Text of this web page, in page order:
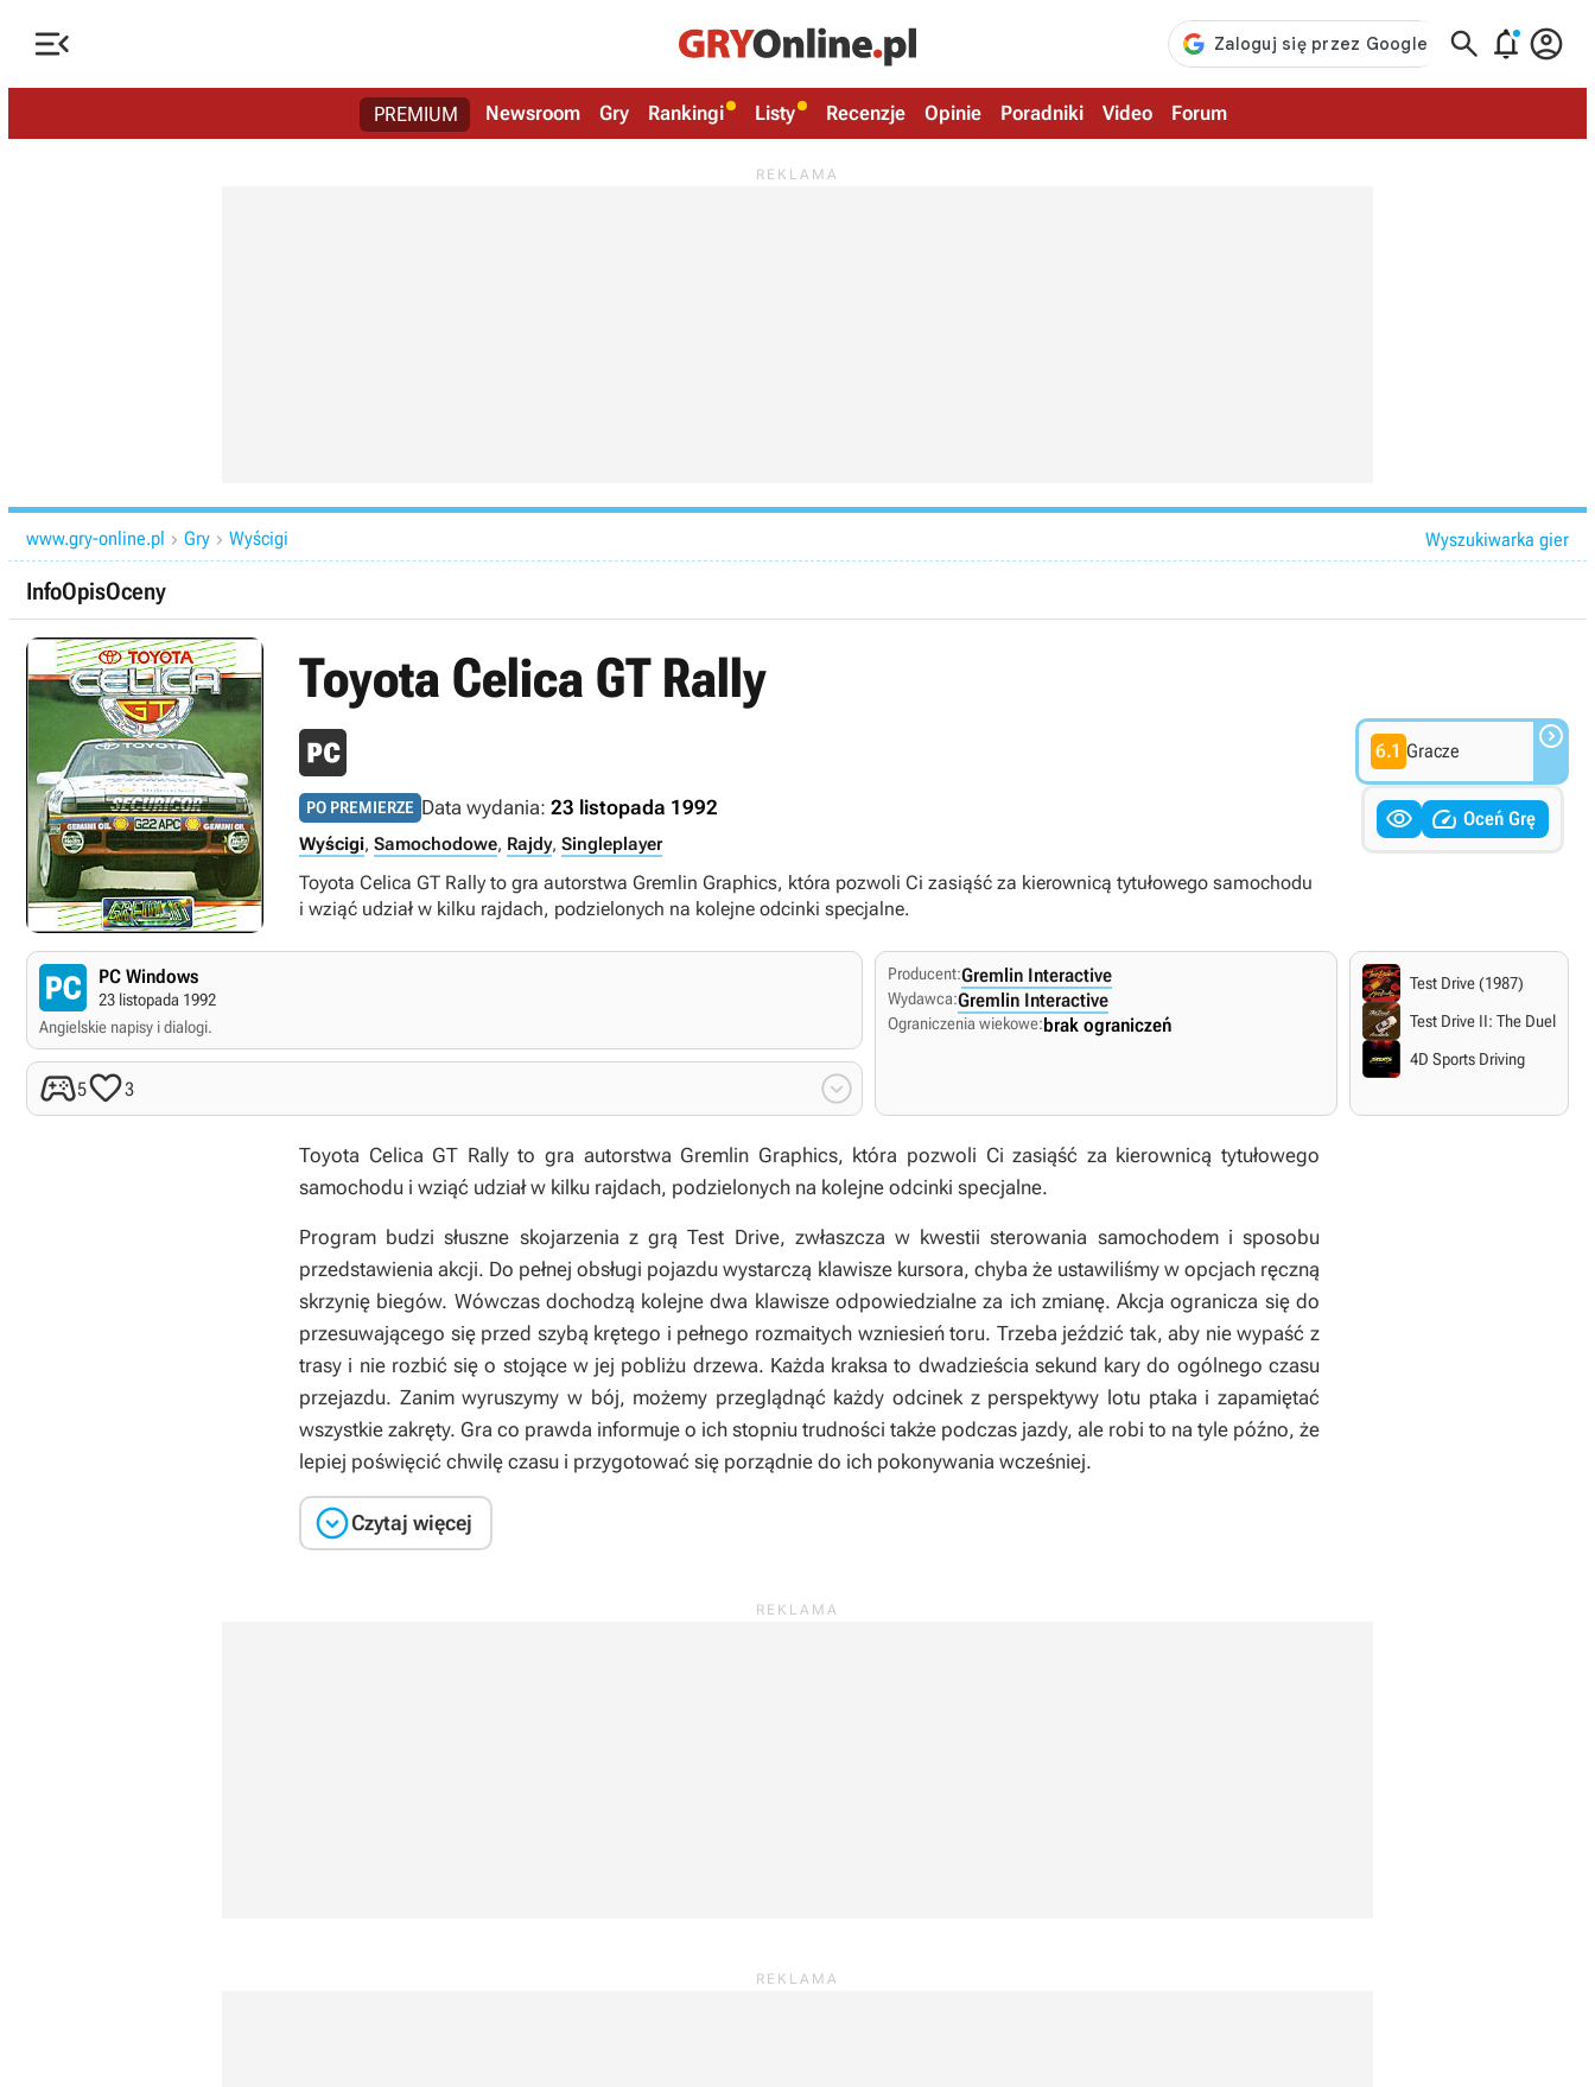
   
PREMIUM Newsroom Gry Rankingi Listy Recenzje Opinie Poradniki Video Forum
www.gry-online.pl  Gry  Wyścigi Wyszukiwarka gier
InfoOpisOceny
Toyota Celica GT Rally
PO PREMIERZE Data wydania: 23 listopada 1992
Wyścigi, Samochodowe, Rajdy, Singleplayer
Toyota Celica GT Rally to gra autorstwa Gremlin Graphics, która pozwoli Ci zasiąść za kierownicą tytułowego samochodu
i wziąć udział w kilku rajdach, podzielonych na kolejne odcinki specjalne.
6.1 Gracze 
  Oceń Grę
PC Windows
23 listopada 1992
Angielskie napisy i dialogi.
53 
Producent:Gremlin Interactive
Wydawca:Gremlin Interactive
Ograniczenia wiekowe:brak ograniczeń
Test Drive (1987)
Test Drive II: The Duel
4D Sports Driving
Toyota Celica GT Rally to gra autorstwa Gremlin Graphics, która pozwoli Ci zasiąść za kierownicą tytułowego
samochodu i wziąć udział w kilku rajdach, podzielonych na kolejne odcinki specjalne.
Program budzi słuszne skojarzenia z grą Test Drive, zwłaszcza w kwestii sterowania samochodem i sposobu
przedstawienia akcji. Do pełnej obsługi pojazdu wystarczą klawisze kursora, chyba że ustawiliśmy w opcjach ręczną
skrzynię biegów. Wówczas dochodzą kolejne dwa klawisze odpowiedzialne za ich zmianę. Akcja ogranicza się do
przesuwającego się przed szybą krętego i pełnego rozmaitych wzniesień toru. Trzeba jeździć tak, aby nie wypaść z
trasy i nie rozbić się o stojące w jej pobliżu drzewa. Każda kraksa to dwadzieścia sekund kary do ogólnego czasu
przejazdu. Zanim wyruszymy w bój, możemy przeglądnąć każdy odcinek z perspektywy lotu ptaka i zapamiętać
wszystkie zakręty. Gra co prawda informuje o ich stopniu trudności także podczas jazdy, ale robi to na tyle późno, że
lepiej poświęcić chwilę czasu i przygotować się porządnie do ich pokonywania wcześniej.
Czytaj więcej